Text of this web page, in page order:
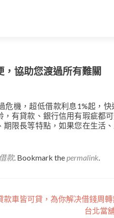
協助您渡過所有難關
危機，超低借款利息1%起，
有貸款、銀行信用有瑕疵都
限長等特點，如果您在生活
款. Bookmark thepermalink.
車皆可貸，為你解决借錢周
台北當